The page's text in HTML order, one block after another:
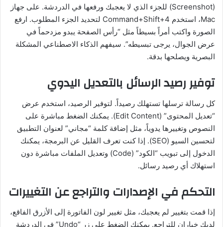
(Screenshot) للجزء الذي لا يعجبك ورفعها في الدردشة. على جهاز
Mac، استخدم Command+Shift+4 لتحديد الجزء المطلوب. ارفع
الصورة واكتب أمراً بسيطاً مثل “رأس الصفحة يبدو مزدحماً في
عرض الجوال، يرجى تبسيطه”. سيفهم الذكاء الاصطناعي المشكلة
البصرية ويصلحها بدقة.
توفير رصيد الرسائل بالتعديل اليدوي
كل رسالة ترسلها تستهلك رصيداً. لتوفير الرصيد، استخدم عرض
“تعديل المحتوى” (Edit Content). يمكنك الضغط مباشرة على
النصوص وتغييرها يدوياً، مثل إضافة كلمة “مجاني” لعنوان التطبيق
لتحسين السيو (SEO). إذا كنت تعرف القليل عن البرمجة، يمكنك
الدخول إلى تبويب “الكود” (Code) وتعديل الملفات مباشرة دون
استهلاك أي رصيد رسائل.
التحكم في الإصدارات والتراجع عن التغييرات
إذا قمت بتغيير لم يعجبك، مثل تغيير لون الفاتورة إلى الأزرق الفاقع،
لديك خياران للتراجع. يمكنك الضغط على زر “Undo” في الدردشة